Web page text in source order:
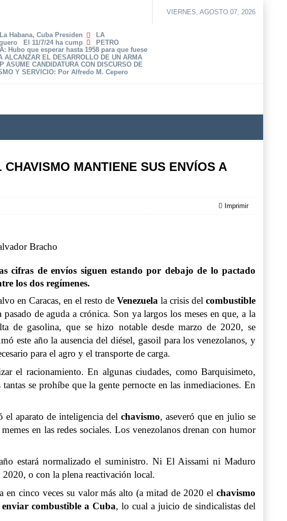
Habana, Cuba Presiden
LA
El 11/7/24 ha cump
PETRO
: Hubo que esperar hasta 1958 para que fuese
ALCANZAR EL DESARROLLO DE UN ARMA
ASUME CANDIDATURA CON DISCURSO DE
Y SERVICIO: Por Alfredo M. Cepero
VIERNES, AGOSTO 07, 2026
MANTIENE SUS ENVÍOS A
Imprimir
Bracho
cifras de envíos siguen estando por debajo de lo pactado
los dos regímenes.
en Caracas, en el resto de Venezuela la crisis del combustible
pasado de aguda a crónica. Son ya largos los meses en que, a la
de gasolina, que se hizo notable desde marzo de 2020, se
este año la ausencia del diésel, gasoil para los venezolanos, y
para el agro y el transporte de carga.
el racionamiento. En algunas ciudades, como Barquisimeto,
se prohíbe que la gente pernocte en las inmediaciones. En
el aparato de inteligencia delchavismo, aseveró que en julio se
en las redes sociales. Los venezolanos drenan con humor
estará normalizado el suministro. Ni El Aissami ni Maduro
o con la plena reactivación local.
en cinco veces su valor más alto (a mitad de 2020 el chavismo
enviar combustible a Cuba, lo cual a juicio de sindicalistas del